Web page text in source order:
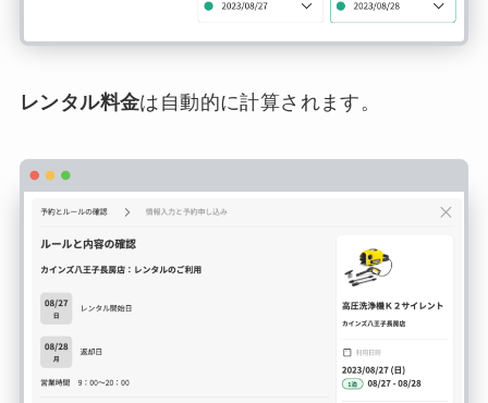
レンタル料金は自動的に計算されます。